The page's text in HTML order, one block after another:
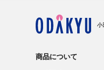
小
商品について